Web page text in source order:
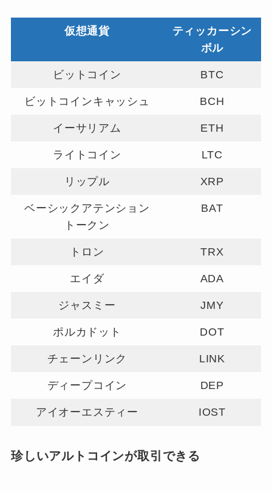
仮想通貨
ティッカーシン
ボル
ビットコイン BTC
ビットコインキャッシュ BCH
イーサリアム ETH
ライトコイン LTC
リップル XRP
ベーシックアテンション
トークン
BAT
トロン TRX
エイダ ADA
ジャスミー JMY
ポルカドット DOT
チェーンリンク LINK
ディープコイン DEP
アイオーエスティー IOST
珍しいアルトコインが取引できる